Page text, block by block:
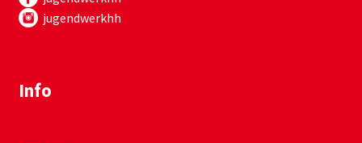
jugendwerkhh
Info